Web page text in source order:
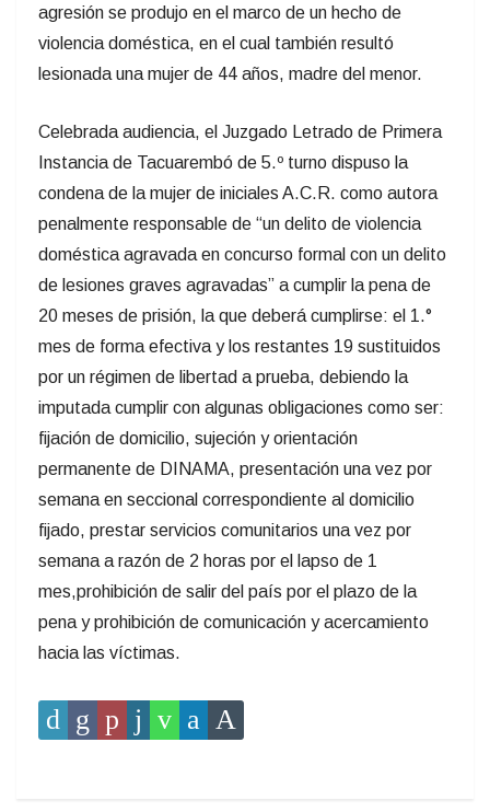
agresión se produjo en el marco de un hecho de
violencia doméstica, en el cual también resultó
lesionada una mujer de 44 años, madre del menor.
Celebrada audiencia, el Juzgado Letrado de Primera
Instancia de Tacuarembó de 5.º turno dispuso la
condena de la mujer de iniciales A.C.R. como autora
penalmente responsable de “un delito de violencia
doméstica agravada en concurso formal con un delito
de lesiones graves agravadas” a cumplir la pena de
20 meses de prisión, la que deberá cumplirse: el 1.°
mes de forma efectiva y los restantes 19 sustituidos
por un régimen de libertad a prueba, debiendo la
imputada cumplir con algunas obligaciones como ser:
fijación de domicilio, sujeción y orientación
permanente de DINAMA, presentación una vez por
semana en seccional correspondiente al domicilio
fijado, prestar servicios comunitarios una vez por
semana a razón de 2 horas por el lapso de 1
mes,prohibición de salir del país por el plazo de la
pena y prohibición de comunicación y acercamiento
hacia las víctimas.